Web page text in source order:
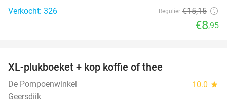
Verkocht: 326
Regulier €15,15
€8,95
XL-plukboeket + kop koffie of thee
De Pompoenwinkel 10.0 star
Geersdijk